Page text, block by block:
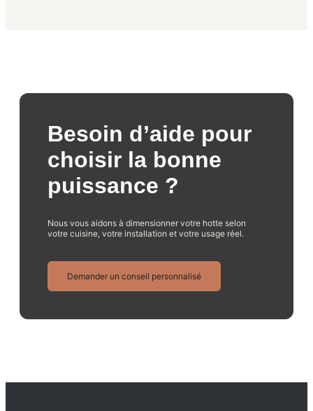
Besoin d’aide pour
choisir la bonne
puissance ?
Nous vous aidons à dimensionner votre hotte selon
votre cuisine, votre installation et votre usage réel.
Demander un conseil personnalisé